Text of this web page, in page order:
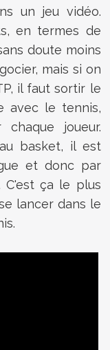
un jeu vidéo.
en termes de
doute moins
mais si on
il faut sortir le
avec le tennis,
joueur.
basket, il est
et donc par
C'est ça le plus
lancer dans le